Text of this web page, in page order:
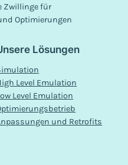
Zwillinge für
Optimierungen
Lösungen
Level Emulation
Level Emulation
und Retrofits